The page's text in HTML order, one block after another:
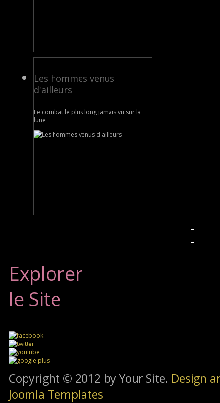
Les hommes venus
d'ailleurs
Le combat le plus long jamais vu sur la
lune
←
→
Explorer
le Site
Copyright © 2012 by Your Site. Design
Joomla Templates